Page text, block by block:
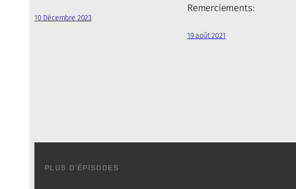
10 Décembre 2023
Remerciements:
19 août 2021
PLUS D’ÉPISODES